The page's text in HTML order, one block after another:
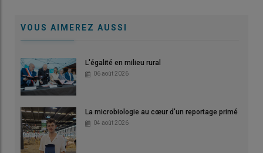
VOUS AIMEREZ AUSSI
L'égalité en milieu rural
06 août 2026
La microbiologie au cœur d'un reportage primé
04 août 2026